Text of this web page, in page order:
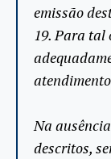
emissão
19. Para
Na
descritos,